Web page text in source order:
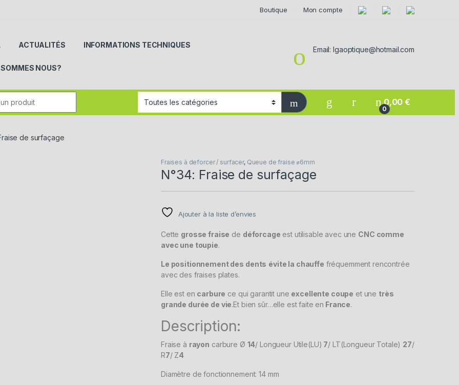
Boutique Mon compte
ACTUALITÉS INFORMATIONS TECHNIQUES
SOMMES NOUS?
Email: lgaoptique@hotmail.com
0
0,00€
de surfaçage
Fraises à deforcer / surfacer, Queue de fraise ⌀6mm
N°34: Fraise de surfaçage
Ajouter à la liste d’envies
Cette grosse fraise de déforcage est utilisable avec une CNC comme
avec une toupie.
Le positionnement des dents évite la chauffe fréquemment rencontrée
avec des fraises plates.
Elle est en carbure ce qui garantit une excellente coupe et une très
grande durée de vie.Et bien sûr…elle est faite en France.
Description:
Fraise à rayon carbure Ø 14/ Longueur Utile(LU) 7/ LT(Longueur Totale) 27/
R7/ Z4
Diamètre de fonctionnement: 14 mm